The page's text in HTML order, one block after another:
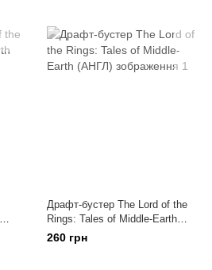
Драфт-бустер The Lord of the
Rings: Tales of Middle-Earth
(АНГЛ)
260 грн